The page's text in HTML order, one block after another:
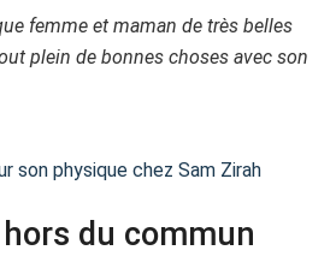
femme et maman de très belles
plein de bonnes choses avec son
son physique chez Sam Zirah
du commun